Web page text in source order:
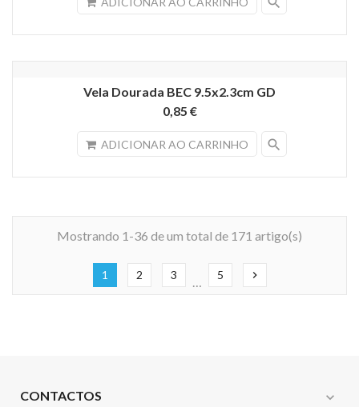
Vela Dourada BEC 9.5x2.3cm GD
0,85 €
ADICIONAR AO CARRINHO search
Mostrando 1-36 de um total de 171 artigo(s)
1 2 3 … 5 chevron_right
CONTACTOS expand_more